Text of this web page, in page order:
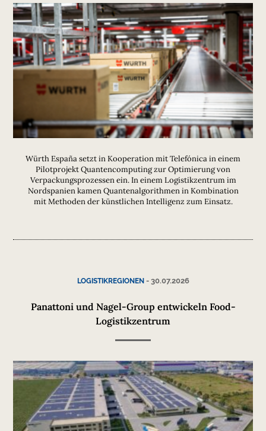
Würth España setzt in Kooperation mit Telefónica in einem
Pilotprojekt Quantencomputing zur Optimierung von
Verpackungsprozessen ein. In einem Logistikzentrum im
Nordspanien kamen Quantenalgorithmen in Kombination
mit Methoden der künstlichen Intelligenz zum Einsatz.
LOGISTIKREGIONEN- 30.07.2026
Panattoni und Nagel-Group entwickeln Food-
Logistikzentrum